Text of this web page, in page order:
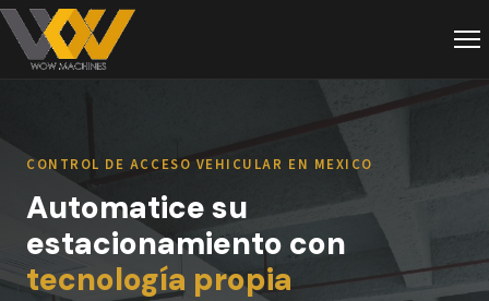
CONTROL DE ACCESO VEHICULAR EN MEXICO
Automatice su
estacionamiento con
tecnología propia